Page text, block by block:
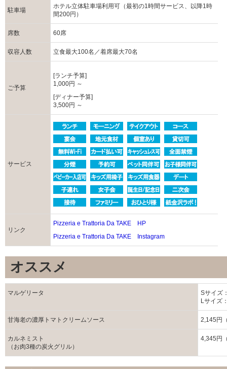
駐車場
ホテル立体駐車場利用可（最初の1時間サービス、以降1時
間200円）
席数 60席
収容人数 立食最大100名／着席最大70名
ご予算
[ランチ予算]
1,000円 ～
[ディナー予算]
3,500円 ～
サービス
リンク
Pizzeria e Trattoria Da TAKE HP
Pizzeria e Trattoria Da TAKE Instagram
オススメ
マルゲリータ
Sサイズ
Lサイズ
甘海老の濃厚トマトクリームソース 2,145円
カルネミスト
（お肉3種の炭火グリル）
4,345円